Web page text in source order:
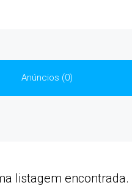
Anúncios (0)
listagem encontrada.